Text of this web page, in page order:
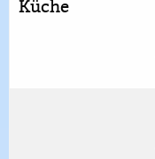
Küche